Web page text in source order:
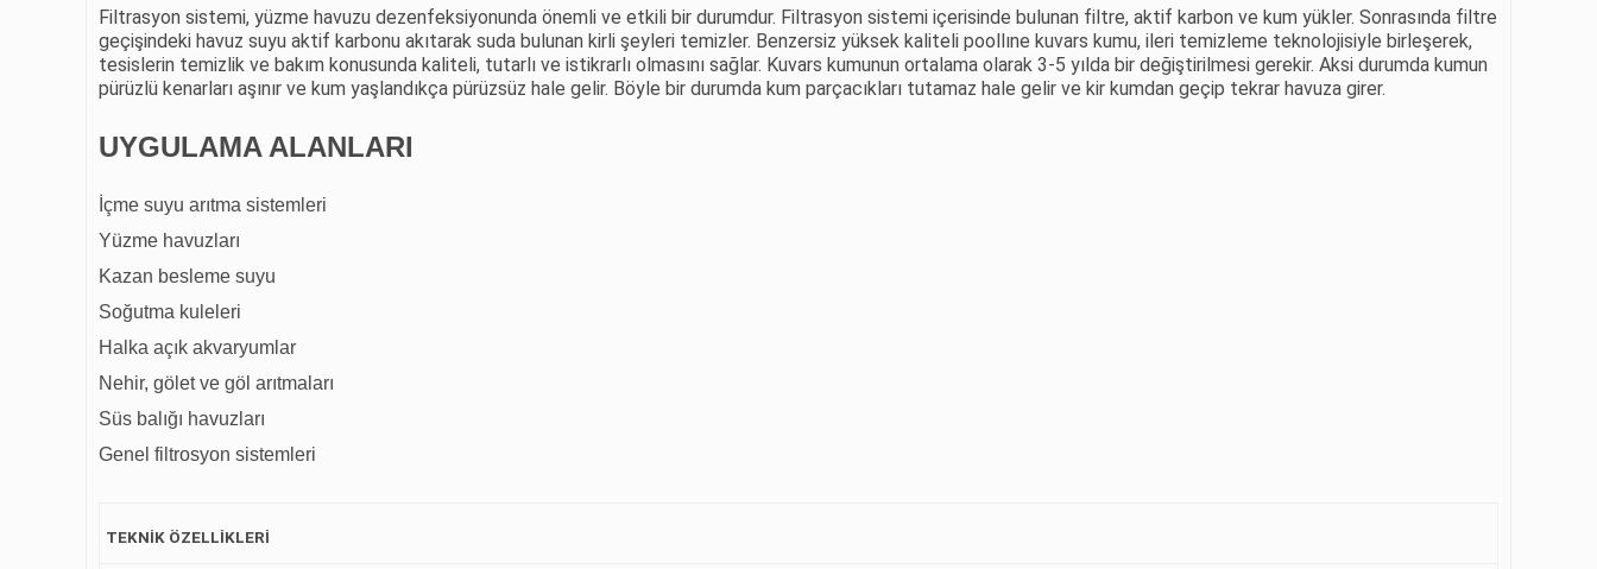
Filtrasyon sistemi, yüzme havuzu dezenfeksiyonunda önemli ve etkili bir durumdur. Filtrasyon sistemi içerisinde bulunan filtre, aktif karbon ve kum yükler. Sonrasında filtre
geçişindeki havuz suyu aktif karbonu akıtarak suda bulunan kirli şeyleri temizler. Benzersiz yüksek kaliteli poollıne kuvars kumu, ileri temizleme teknolojisiyle birleşerek,
tesislerin temizlik ve bakım konusunda kaliteli, tutarlı ve istikrarlı olmasını sağlar. Kuvars kumunun ortalama olarak 3-5 yılda bir değiştirilmesi gerekir. Aksi durumda kumun
pürüzlü kenarları aşınır ve kum yaşlandıkça pürüzsüz hale gelir. Böyle bir durumda kum parçacıkları tutamaz hale gelir ve kir kumdan geçip tekrar havuza girer.
UYGULAMA ALANLARI
İçme suyu arıtma sistemleri
Yüzme havuzları
Kazan besleme suyu
Soğutma kuleleri
Halka açık akvaryumlar
Nehir, gölet ve göl arıtmaları
Süs balığı havuzları
Genel filtrosyon sistemleri
TEKNİK ÖZELLİKLERİ